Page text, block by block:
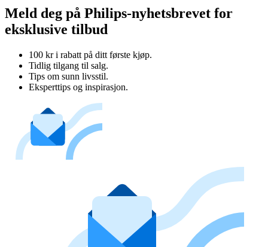
Meld deg på Philips-nyhetsbrevet for
eksklusive tilbud
100 kr i rabatt på ditt første kjøp.
Tidlig tilgang til salg.
Tips om sunn livsstil.
Eksperttips og inspirasjon.